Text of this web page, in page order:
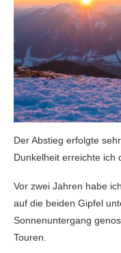
Der Abstieg erfolgte
Dunkelheit erreichte ich
Vor zwei Jahren habe
auf die beiden Gipfel
Sonnenuntergang
Touren.